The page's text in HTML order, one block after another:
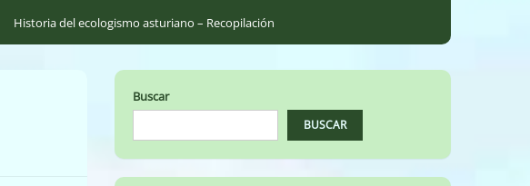
Historia del ecologismo asturiano – Recopilación
Buscar
BUSCAR